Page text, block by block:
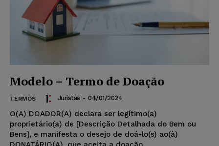
Modelo – Termo de Doação
TERMOS Juristas - 04/01/2024
O(A) DOADOR(A) declara ser legítimo(a)
proprietário(a) de [Descrição Detalhada do Bem ou
Bens], e manifesta o desejo de doá-lo(s) ao(à)